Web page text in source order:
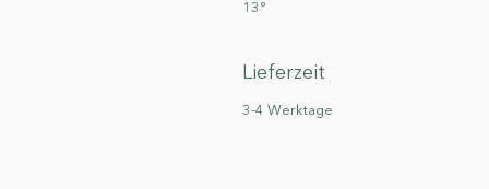
13°
Lieferzeit
3-4 Werktage